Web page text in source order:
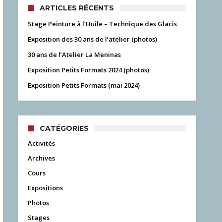
ARTICLES RÉCENTS
Stage Peinture à l’Huile – Technique des Glacis
Exposition des 30 ans de l’atelier (photos)
30 ans de l’Atelier La Meninas
Exposition Petits Formats 2024 (photos)
Exposition Petits Formats (mai 2024)
CATÉGORIES
Activités
Archives
Cours
Expositions
Photos
Stages